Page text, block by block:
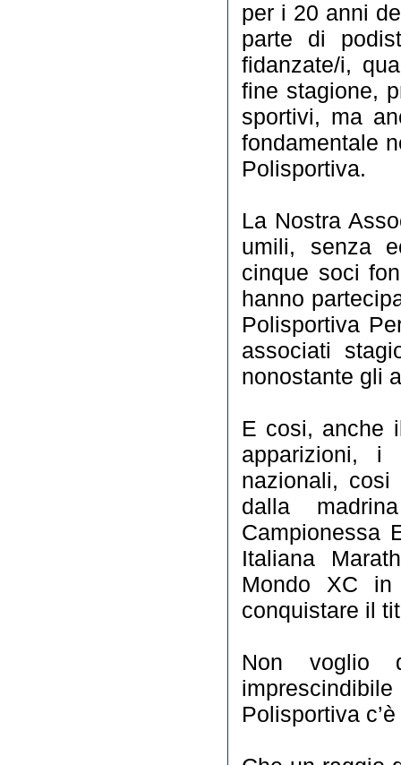
per i 20 anni
parte di
fidanzate/i,
fine stagione,
sportivi, ma
fondamentale
Polisportiva.
La Nostra
umili, senza
cinque soci
hanno
Polisportiva
associati
nonostante gli
E cosi, anche
apparizioni, i
nazionali,
dalla
Campionessa
Italiana
Mondo XC in
conquistare il
Non voglio
Polisportiva